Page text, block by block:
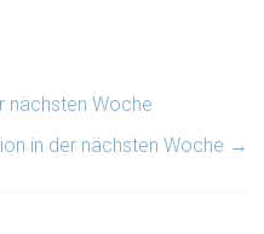
nächsten Woche
in der nächsten Woche →